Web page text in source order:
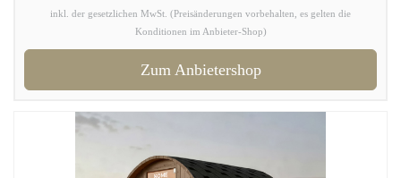
inkl. der gesetzlichen MwSt. (Preisänderungen vorbehalten, es gelten die
Konditionen im Anbieter-Shop)
Zum Anbietershop